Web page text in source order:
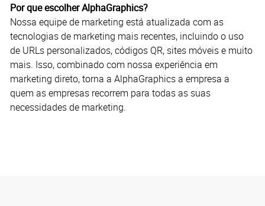
Por que escolher AlphaGraphics?
Nossa equipe de marketing está atualizada com as
tecnologias de marketing mais recentes, incluindo o uso
de URLs personalizados, códigos QR, sites móveis e muito
mais. Isso, combinado com nossa experiência em
marketing direto, torna a AlphaGraphics a empresa a
quem as empresas recorrem para todas as suas
necessidades de marketing.